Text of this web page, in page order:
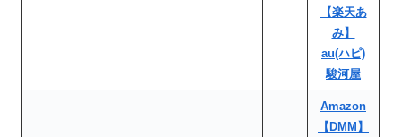
【楽天あ
み】
au(ハピ)
駿河屋
Amazon
【DMM】